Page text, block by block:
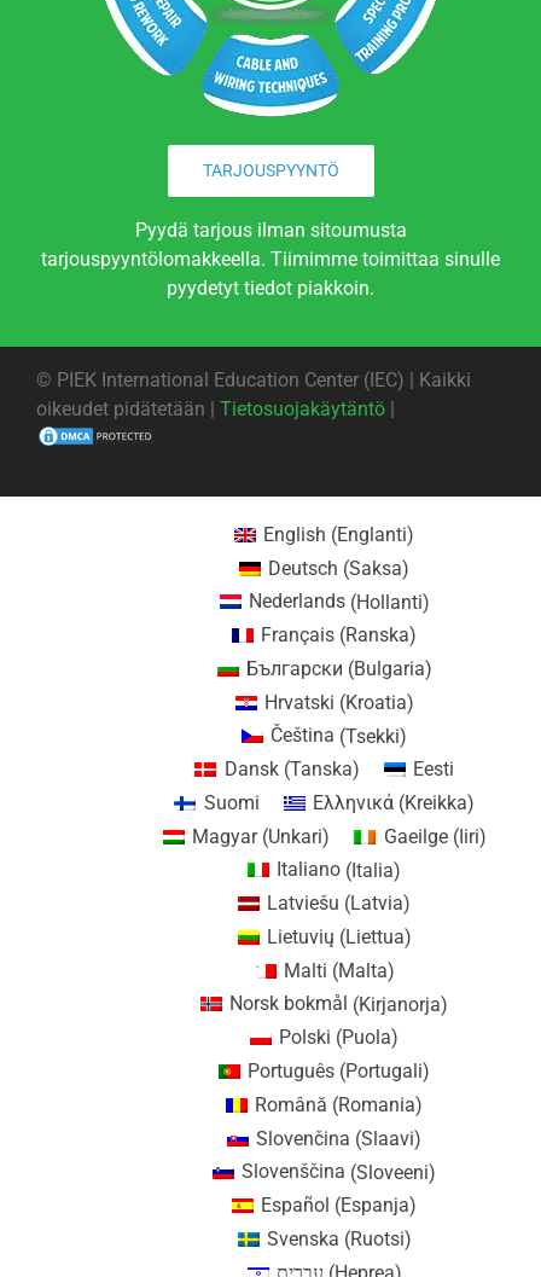
TARJOUSPYYNTÖ
Pyydä tarjous ilman sitoumusta
tarjouspyyntölomakkeella. Tiimimme toimittaa sinulle
pyydetyt tiedot piakkoin.
© PIEK International Education Center (IEC) | Kaikki
oikeudet pidätetään | Tietosuojakäytäntö|
English (Englanti)
Deutsch (Saksa)
Nederlands(Hollanti)
Français (Ranska)
Български (Bulgaria)
Hrvatski (Kroatia)
Čeština (Tsekki)
Dansk(Tanska)
Eesti
Suomi
Ελληνικά (Kreikka)
Magyar(Unkari) Gaeilge(Iiri)
Italiano (Italia)
Latviešu (Latvia)
Lietuvių (Liettua)
Malti (Malta)
Norsk bokmål (Kirjanorja)
Polski (Puola)
Português (Portugali)
Română (Romania)
Slovenčina (Slaavi)
Slovenščina (Sloveeni)
Español (Espanja)
Svenska (Ruotsi)
עברית (Heprea)